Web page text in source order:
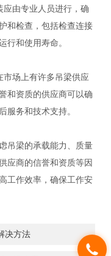
由专业人员进行，确
和检查，包括检查连接
行和使用寿命。
场上有许多吊梁供应
和资质的供应商可以确
服务和技术支持。
梁的承载能力、质量
应商的信誉和资质等因
工作效率，确保工作安
决方法